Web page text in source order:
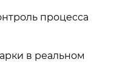
процесса
в реальном